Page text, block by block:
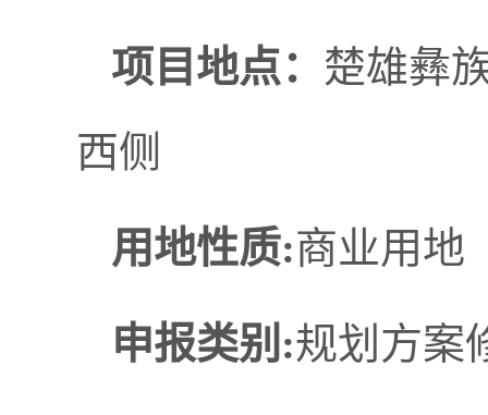
项目地点： 楚雄彝
西侧
用地性质:商业用地
申报类别:规划方案